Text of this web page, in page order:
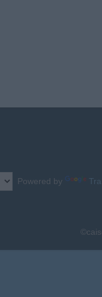
Powered by